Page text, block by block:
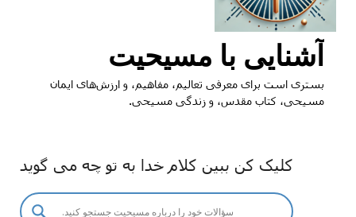
آشنایی با مسیحیت
بستری است برای معرفی تعالیم، مفاهیم، و ارزش‌های ایمان
مسیحی، کتاب مقدس، و زندگی مسیحی.
کلیک کن ببین کلام خدا به تو چه می گوید